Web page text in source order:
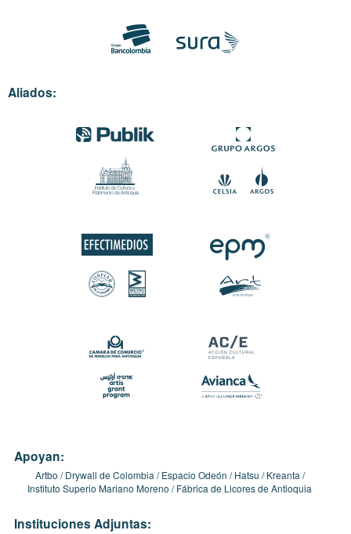
Aliados:
Apoyan:
Artbo Drywall de Colombia Espacio Odeón Hatsu
Kreanta
Instituto Superio Mariano Moreno
Fábrica de Licores de Antioquia
Instituciones Adjuntas: